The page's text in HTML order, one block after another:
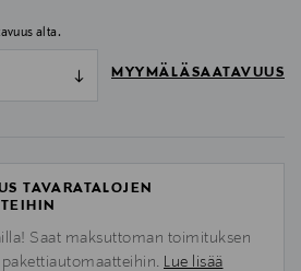
alta.
MYYMÄLÄSAATAVUUS
TAVARATALOJEN
Saat maksuttoman toimituksen
Lue lisää